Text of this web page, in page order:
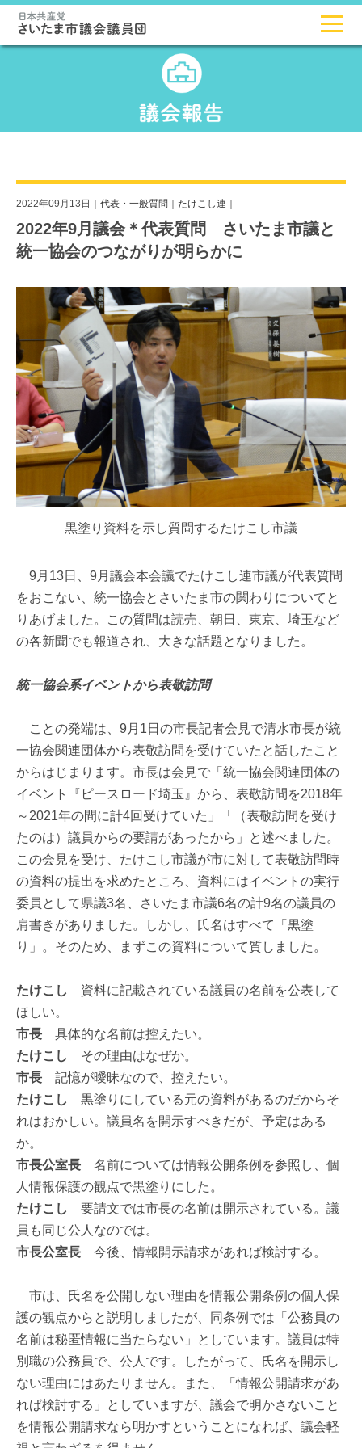
2022年09月13日｜ 代表・一般質問 たけこし連
2022年9月議会＊代表質問 さいたま市議と
統一協会のつながりが明らかに
黒塗り資料を示し質問するたけこし市議
9月13日、9月議会本会議でたけこし連市議が代表質問
をおこない、統一協会とさいたま市の関わりについてと
りあげました。この質問は読売、朝日、東京、埼玉など
の各新聞でも報道され、大きな話題となりました。
統一協会系イベントから表敬訪問
ことの発端は、9月1日の市長記者会見で清水市長が統
一協会関連団体から表敬訪問を受けていたと話したこと
からはじまります。市長は会見で「統一協会関連団体の
イベント『ピースロード埼玉』から、表敬訪問を2018年
～2021年の間に計4回受けていた」「（表敬訪問を受け
たのは）議員からの要請があったから」と述べました。
この会見を受け、たけこし市議が市に対して表敬訪問時
の資料の提出を求めたところ、資料にはイベントの実行
委員として県議3名、さいたま市議6名の計9名の議員の
肩書きがありました。しかし、氏名はすべて「黒塗
り」。そのため、まずこの資料について質しました。
たけこし
資料に記載されている議員の名前を公表して
ほしい。
市長 具体的な名前は控えたい。
たけこし
その理由はなぜか。
市長 記憶が曖昧なので、控えたい。
たけこし
黒塗りにしている元の資料があるのだからそ
れはおかしい。議員名を開示すべきだが、予定はある
か。
市長公室長 名前については情報公開条例を参照し、個
人情報保護の観点で黒塗りにした。
たけこし
要請文では市長の名前は開示されている。議
員も同じ公人なのでは。
市長公室長 今後、情報開示請求があれば検討する。
市は、氏名を公開しない理由を情報公開条例の個人保
護の観点からと説明しましたが、同条例では「公務員の
名前は秘匿情報に当たらない」としています。議員は特
別職の公務員で、公人です。したがって、氏名を開示し
ない理由にはあたりません。また、「情報公開請求があ
れば検討する」としていますが、議会で明かさないこと
を情報公開請求なら明かすということになれば、議会軽